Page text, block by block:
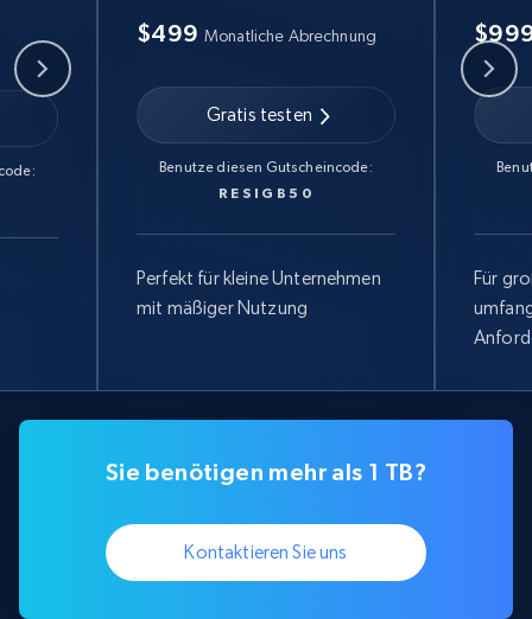
$499 Monatliche Abrechnung
Gratis testen
Benutze diesen Gutscheincode:
RESIGB50
Perfekt für kleine Unternehmen
mit mäßiger Nutzung
Für
Sie benötigen mehr als 1 TB?
Kontaktieren Sie uns